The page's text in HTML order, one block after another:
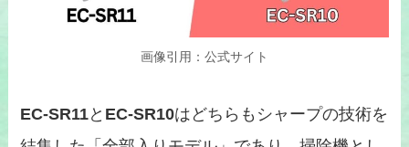
画像引用：公式サイト
EC-SR11と EC-SR10はどちらもシャープの技術を